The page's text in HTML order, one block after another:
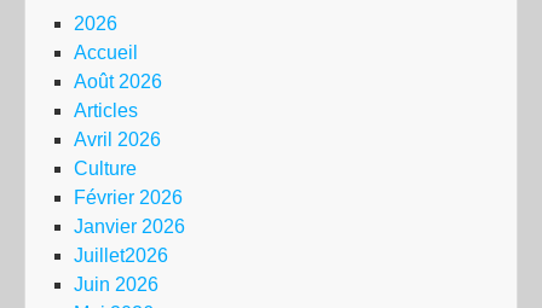
2026
Accueil
Août 2026
Articles
Avril 2026
Culture
Février 2026
Janvier 2026
Juillet2026
Juin 2026